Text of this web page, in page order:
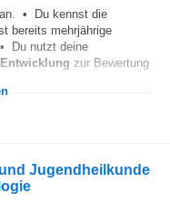
• Du kennst die
bereits mehrjährige
Du nutzt deine
Entwicklung zur Bewertung
Jugendheilkunde